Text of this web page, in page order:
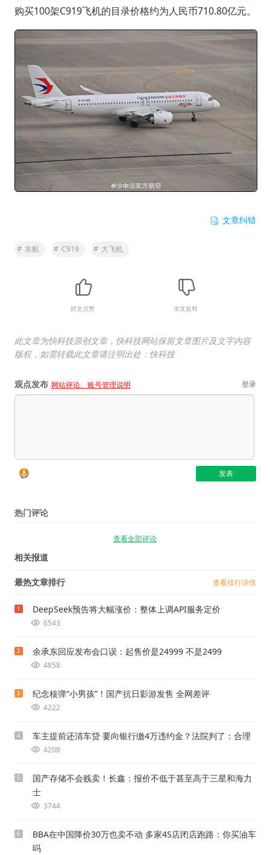
购买100架C919飞机的目录价格约为人民币710.80亿元。
文章纠错
# 东航 # C919 # 大飞机
好文点赞 水文反对
此文章为快科技原创文章，快科技网站保留文章图片及文字内容
版权，如需转载此文章请注明出处：快科技
观点发布 网站评论、账号管理说明 登录
热门评论
查看全部评论
相关报道
最热文章排行 查看排行详情
1 DeepSeek预告将大幅涨价：整体上调API服务定价
6543
2 余承东回应发布会口误：起售价是24999 不是2499
4858
3 纪念核弹“小男孩”！国产抗日影游发售 全网差评
4222
4 车主提前还清车贷 要向银行缴4万违约金？法院判了：合理
4208
5
国产存储不会贱卖！长鑫：报价不低于甚至高于三星和海力
士
3744
6
BBA在中国降价30万也卖不动 多家4S店闭店跑路：你买油车
吗